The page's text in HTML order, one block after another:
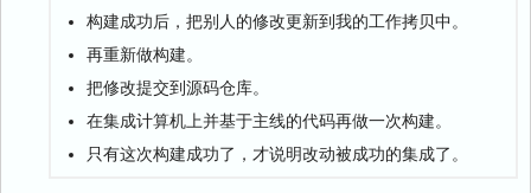
构建成功后，把别人的修改更新到我的工作拷贝中。
再重新做构建。
把修改提交到源码仓库。
在集成计算机上并基于主线的代码再做一次构建。
只有这次构建成功了，才说明改动被成功的集成了。